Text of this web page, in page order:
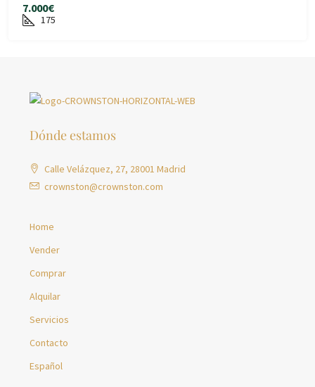
7.000€
175
Dónde estamos
Calle Velázquez, 27, 28001 Madrid
crownston@crownston.com
Home
Vender
Comprar
Alquilar
Servicios
Contacto
Español